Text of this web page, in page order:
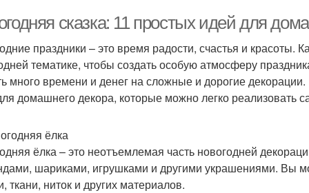
дерево Новогодние украшения
интерьер
сказка: 11 простых идей для
праздники – это время радости, счастья и красоты.
тематике, чтобы создать особую атмосферу
много времени и денег на сложные и дорогие
домашнего декора, которые можно легко реализовать
ёлка
ёлка – это неотъемлемая часть новогодней
шариками, игрушками и другими украшениями. Вы
ткани, ниток и других материалов.